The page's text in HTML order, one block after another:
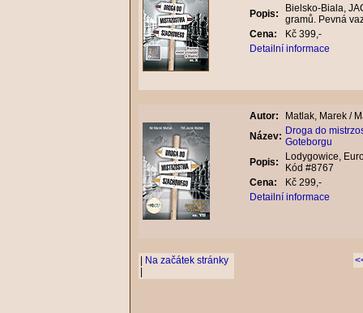
Popis:
Bielsko-Biala,
gramů. Pevná
Cena:
Kč 399,-
Detailní informace
Autor:
Matlak, Marek /
Název: Droga do
Goteborgu
Popis:
Lodygowice,
Kód #8767
Cena:
Kč 299,-
Detailní informace
Na začátek stránky